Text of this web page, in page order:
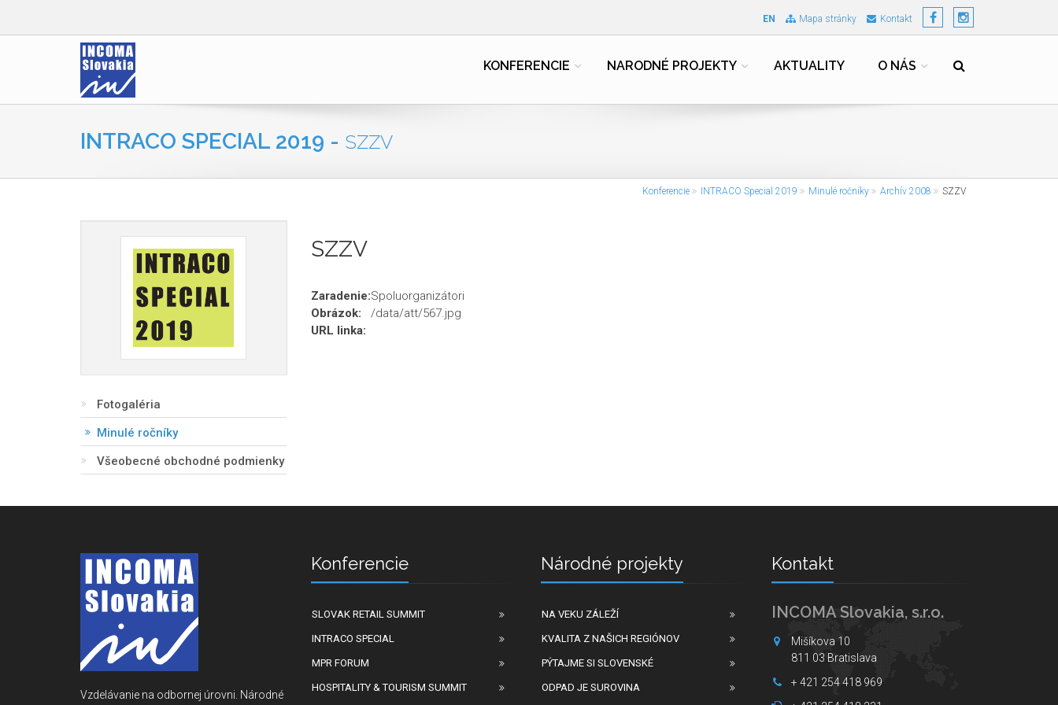
EN Mapa stránky Kontakt
KONFERENCIE NARODNÉ PROJEKTY AKTUALITY O NÁS
INTRACO SPECIAL 2019 - SZZV
Konferencie INTRACO Special 2019 Minulé ročníky Archív 2008 SZZV
Fotogaléria
Minulé ročníky
Všeobecné obchodné podmienky
SZZV
Zaradenie:Spoluorganizátori
Obrázok:
/data/att/567.jpg
URL linka:
Vzdelávanie na odbornej úrovni. Národné
Konferencie
SLOVAK RETAIL SUMMIT
INTRACO SPECIAL
MPR FORUM
HOSPITALITY & TOURISM SUMMIT
Národné projekty
NA VEKU ZÁLEŽÍ
KVALITA Z NAŠICH REGIÓNOV
PÝTAJME SI SLOVENSKÉ
ODPAD JE SUROVINA
Kontakt
INCOMA Slovakia, s.r.o.
Mišíkova 10
811 03 Bratislava
+ 421 254 418 969